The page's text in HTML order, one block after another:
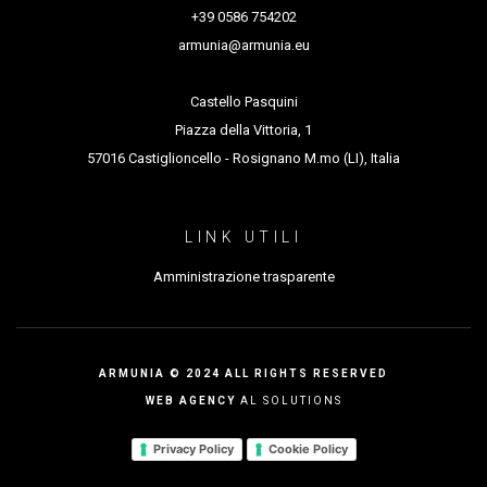
Hangartfestdi Pesaro.
+39 0586 754202
armunia@armunia.eu
Castello Pasquini
Piazza della Vittoria, 1
57016 Castiglioncello - Rosignano M.mo (LI), Italia
LINK UTILI
Amministrazione trasparente
ARMUNIA © 2024 ALL RIGHTS RESERVED
WEB AGENCY AL SOLUTIONS
Privacy Policy Cookie Policy